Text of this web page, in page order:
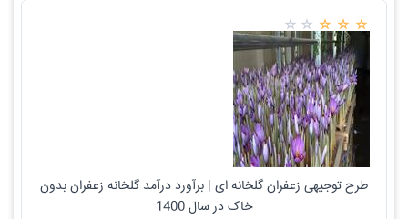
طرح توجیهی زعفران گلخانه ای | برآورد درآمد گلخانه زعفران بدون
خاک در سال 1400